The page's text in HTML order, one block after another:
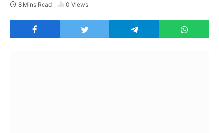
8 Mins Read 0 Views